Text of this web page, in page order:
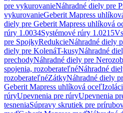
pre vykurovanieNáhradné diely pre
vykurovanieGeberit Mapress
diely pre Geberit Mapress uhlíková
rúry 1.0034Systémové rúry 1.0215
pre SpojkyRedukcieNáhradné diely
diely pre KolenáT-kusyNáhradné
prechodyNáhradné diely pre
spojenia, rozoberateľnéNáhradné
rozoberateľnéZátkyNáhradné diely
Geberit Mapress uhlíková oceľ
rúryUpevnenia pre rúryUpevnenia
tesneniaSúpravy skrutiek pre